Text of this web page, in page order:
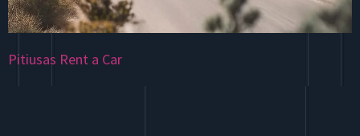
Pitiusas Rent a Car